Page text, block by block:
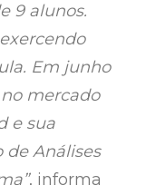
9 alunos.
Em junho
mercado
e sua
de Análises
, informa